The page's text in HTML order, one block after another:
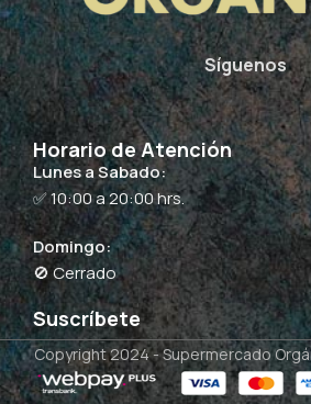
Síguenos
Horario de Atención
Lunes a Sabado:
✅ 10:00 a 20:00 hrs.
Domingo:
🚫 Cerrado
Suscríbete
Copyright 2024 -Supermercado